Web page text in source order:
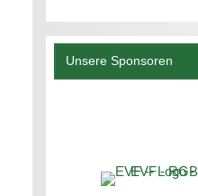
Unsere Sponsoren